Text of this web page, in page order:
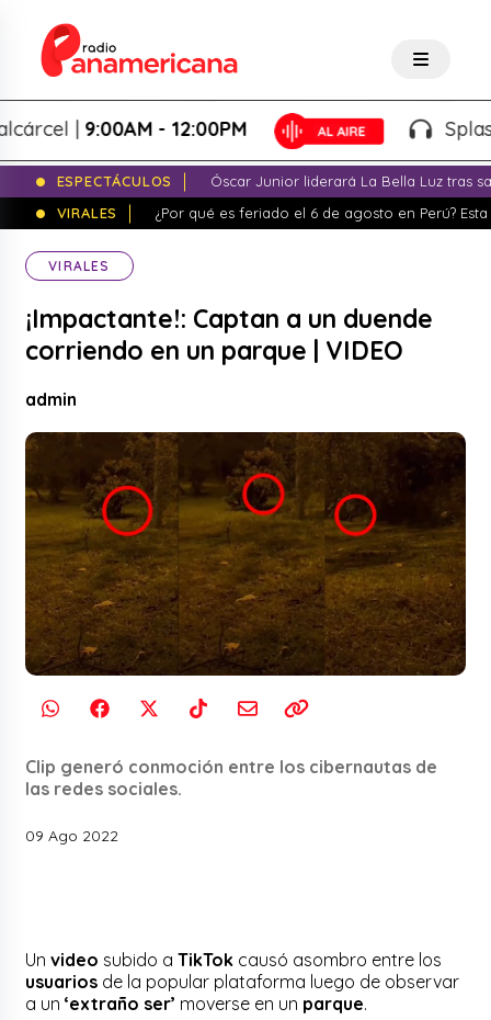
|9:00AM - 12:00PM Splash!
ESPECTÁCULOS
Óscar Junior liderará La Bella Luz tras
VIRALES
¿Por qué es feriado el 6 de agosto en Perú?
VIRALES
¡Impactante!: Captan a un duende
corriendo en un parque | VIDEO
admin
Clip generó conmoción entre los cibernautas de
las redes sociales.
09 Ago 2022
Unvideo subido aTikTok causó asombro entre los
usuarios de la popular plataforma luego de observar
a un‘extraño ser’ moverse en un parque.